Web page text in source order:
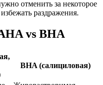
отменить за некоторое
раздражения.
vs BHA
BHA (салициловая)